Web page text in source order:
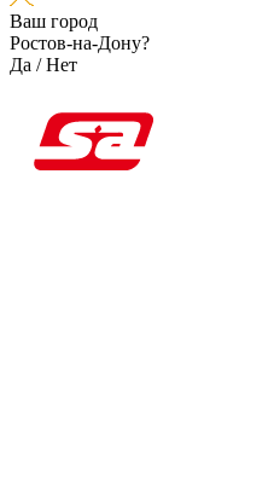
Ваш город
Ростов-на-Дону?
Да /Нет